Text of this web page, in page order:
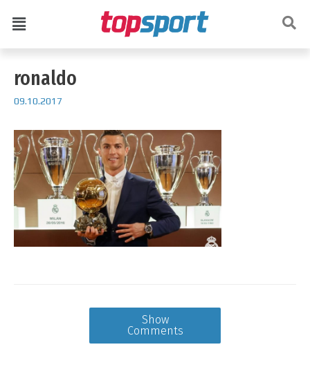
ronaldo
09.10.2017
Show
Comments